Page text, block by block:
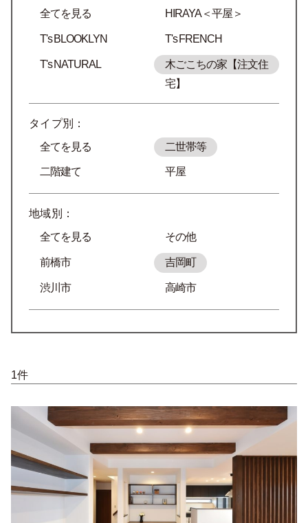
全てを見る
HIRAYA＜平屋＞
T's BLOOKLYN T's FRENCH
T's NATURAL
木ごこちの家【注文住
宅】
タイプ別：
全てを見る
二世帯等
二階建て 平屋
地域別：
全てを見る
その他
前橋市 吉岡町
渋川市 高崎市
1件